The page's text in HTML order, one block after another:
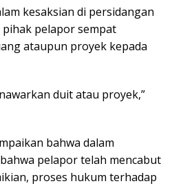
kesaksian di persidangan
pelapor sempat
ataupun proyek kepada
duit atau proyek,”
bahwa dalam
pelapor telah mencabut
proses hukum terhadap